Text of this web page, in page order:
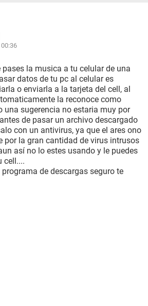
pases la musica a tu celular de una
datos de tu pc al celular es
o enviarla a la tarjeta del cell, al
la reconoce como
una sugerencia no estaria muy por
de pasar un archivo descargado
con un antivirus, ya que el ares ono
por la gran cantidad de virus intrusos
así no lo estes usando y le puedes
cell....
de descargas seguro te